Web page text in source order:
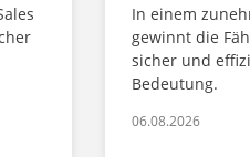
In einem
gewinnt die
sicher und
Bedeutung.
06.08.2026